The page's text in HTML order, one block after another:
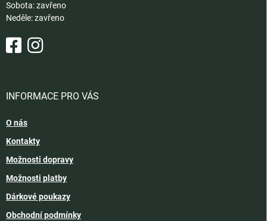
Sobota: zavřeno
Neděle: zavřeno
INFORMACE PRO VÁS
O nás
Kontakty
Možnosti dopravy
Možnosti platby
Dárkové poukazy
Obchodní podmínky